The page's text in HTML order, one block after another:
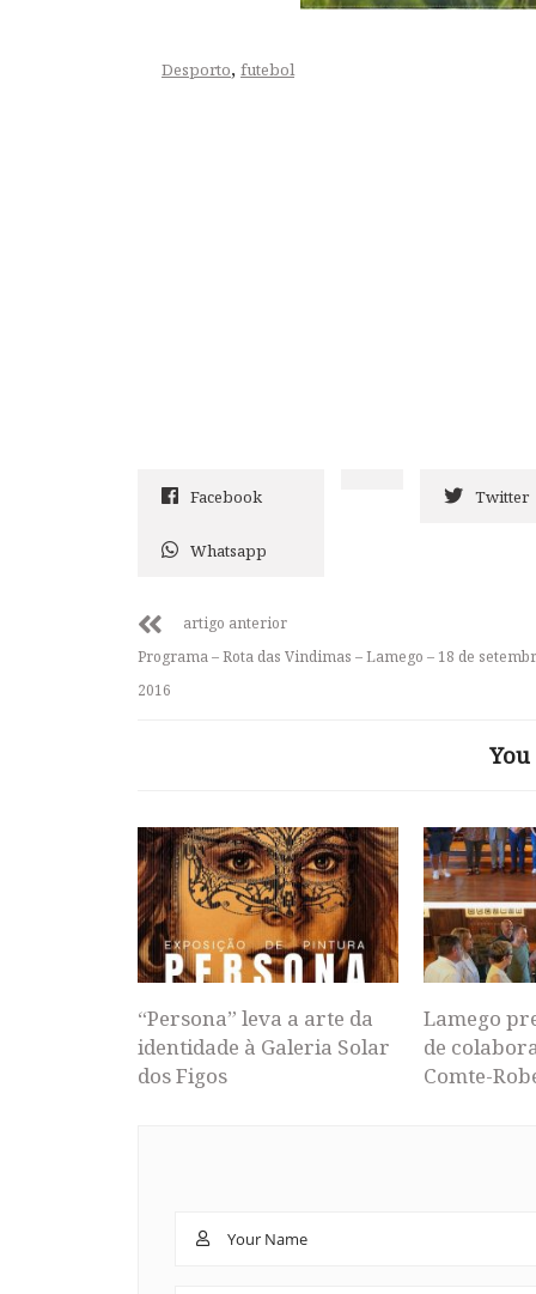
Desporto, futebol
Facebook Twitter
Whatsapp
artigo anterior
Programa – Rota das Vindimas – Lamego – 18 de
2016
“Persona” leva a arte da
identidade à Galeria Solar
dos Figos
Lamego
de
Comte-